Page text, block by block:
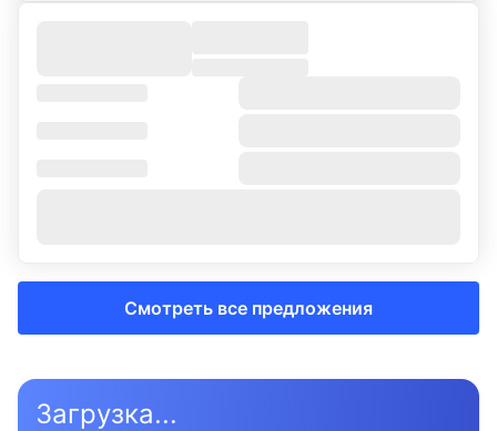
Смотреть все предложения
Загрузка...